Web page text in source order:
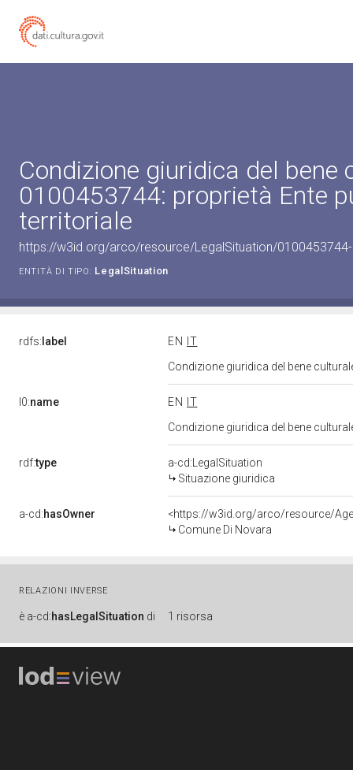
Condizione giuridica del bene
0100453744: proprietà Ente
territoriale
https://w3id.org/arco/resource/LegalSituation/
ENTITÀ DI TIPO: LegalSituation
rdfs: label EN
IT
Condizione giuridica del bene
l0:name EN
IT
Condizione giuridica del bene
rdf:type
a-cd:LegalSituation
Situazione giuridica
a-cd:hasOwner
<https://w3id.org/arco/resource/
Comune Di Novara
RELAZIONI INVERSE
è a-cd:hasLegalSituation di 1 risorsa